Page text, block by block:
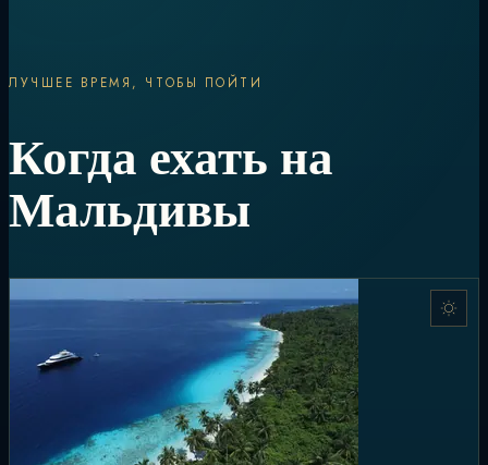
ЛУЧШЕЕ ВРЕМЯ, ЧТОБЫ ПОЙТИ
Когда ехать на
Мальдивы